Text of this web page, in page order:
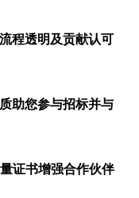
程透明及贡献认可
助您参与招标并与
证书增强合作伙伴